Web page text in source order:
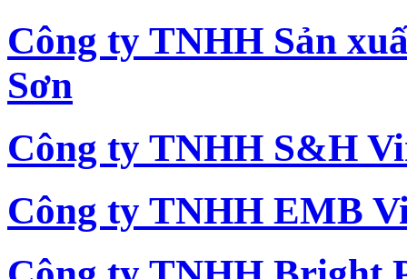
Công ty TNHH Sản
Sơn
Công ty TNHH S&H
Công ty TNHH EMB